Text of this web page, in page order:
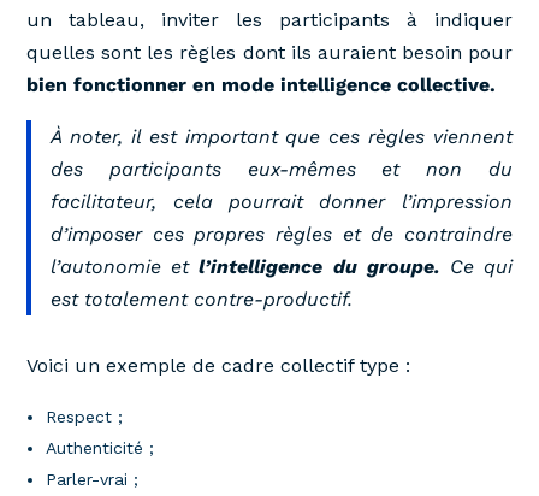
un tableau, inviter les participants à indiquer
quelles sont les règles dont ils auraient besoin pour
bien fonctionner en mode intelligence collective.
À noter, il est important que ces règles viennent
des participants eux-mêmes et non du
facilitateur, cela pourrait donner l’impression
d’imposer ces propres règles et de contraindre
l’autonomie etl’intelligence du groupe. Ce qui
est totalement contre-productif.
Voici un exemple de cadre collectif type :
Respect ;
Authenticité ;
Parler-vrai ;